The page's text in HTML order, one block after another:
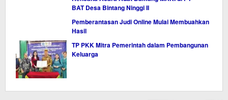
BAT Desa Bintang Ninggi II
Pemberantasan Judi Online Mulai Membuahkan
Hasil
TP PKK Mitra Pemerintah dalam Pembangunan
Keluarga